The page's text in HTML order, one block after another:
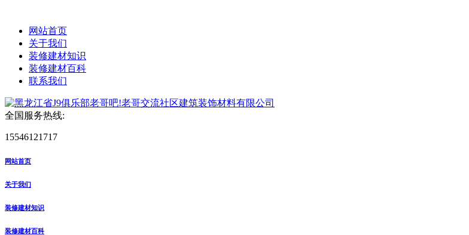
网站首页
关于我们
装修建材知识
装修建材百科
联系我们
全国服务热线:
15546121717
网站首页
关于我们
装修建材知识
装修建材百科